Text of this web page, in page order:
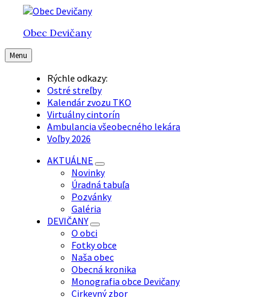
Preskočiť
obsah
Preskočiť
hlavnú
navigáciu
Preskočiť
pätičkuObec Devičany
Menu
Rýchle odkazy:
Ostré streľby
Kalendár zvozu TKO
Virtuálny cintorín
Ambulancia všeobecného lekára
Voľby 2026
AKTUÁLNE
Novinky
Úradná tabuľa
Pozvánky
Galéria
DEVIČANY
O obci
Fotky obce
Naša obec
Obecná kronika
Monografia obce Devičany
Cirkevný zbor